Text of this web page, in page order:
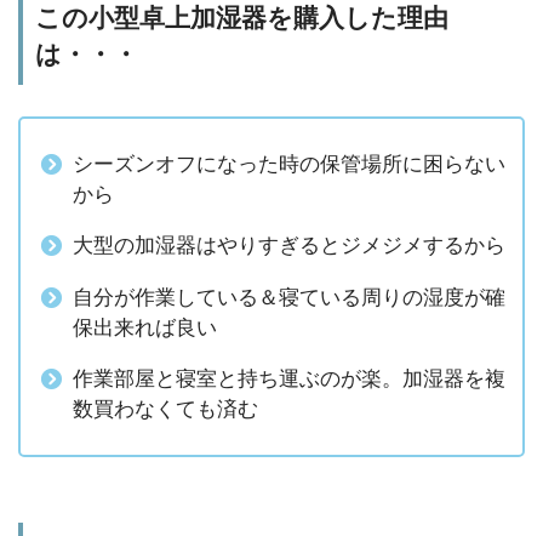
この小型卓上加湿器を購入した理由
は・・・
シーズンオフになった時の保管場所に困らない
から
大型の加湿器はやりすぎるとジメジメするから
自分が作業している＆寝ている周りの湿度が確
保出来れば良い
作業部屋と寝室と持ち運ぶのが楽。加湿器を複
数買わなくても済む